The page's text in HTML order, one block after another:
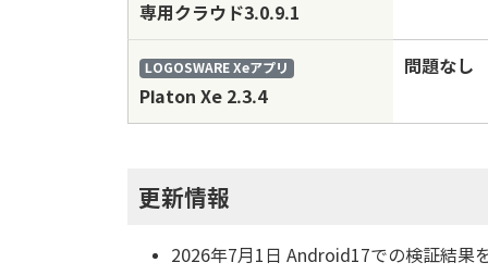
専用クラウド3.0.9.1
LOGOSWARE Xeアプリ
Platon Xe 2.3.4
問題なし
更新情報
2026年7月1日 Android17での検証結果